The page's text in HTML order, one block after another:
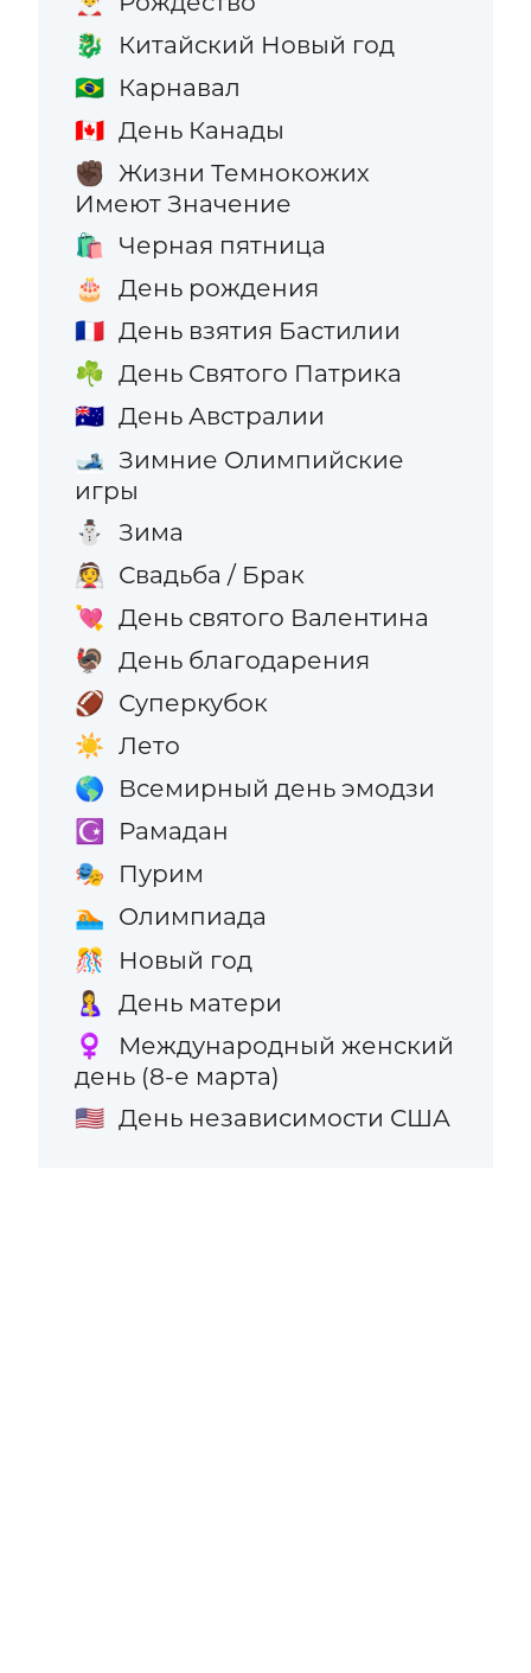
🐉 Китайский Новый год
🇧🇷 Карнавал
🇨🇦 День Канады
✊🏿 Жизни Темнокожих
Имеют Значение
🛍️ Черная пятница
🎂 День рождения
🇫🇷 День взятия Бастилии
☘️ День Святого Патрика
🇦🇺 День Австралии
🎿 Зимние Олимпийские
игры
⛄ Зима
👰 Свадьба / Брак
💘 День святого Валентина
🦃 День благодарения
🏈 Суперкубок
☀️ Лето
🌎 Всемирный день эмодзи
☪️ Рамадан
🎭 Пурим
🏊 Олимпиада
🎊 Новый год
🤱 День матери
♀️
Международный женский
день (8-е марта)
🇺🇸 День независимости США